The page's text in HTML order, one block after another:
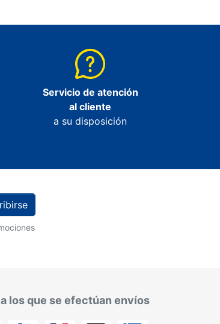
Servicio de atención
al cliente
a su disposición
los que se efectúan envíos